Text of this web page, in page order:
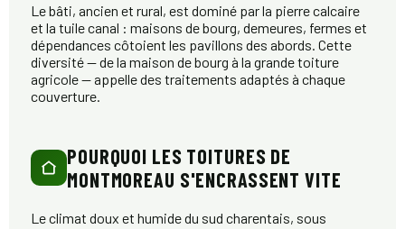
Le bâti, ancien et rural, est dominé par la pierre calcaire
et la tuile canal : maisons de bourg, demeures, fermes et
dépendances côtoient les pavillons des abords. Cette
diversité — de la maison de bourg à la grande toiture
agricole — appelle des traitements adaptés à chaque
couverture.
POURQUOI LES TOITURES DE
MONTMOREAU S'ENCRASSENT VITE
Le climat doux et humide du sud charentais, sous